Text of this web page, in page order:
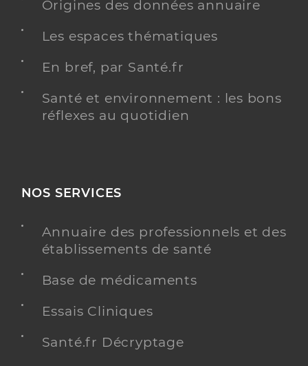
Origines des données annuaire
Les espaces thématiques
En bref, par Santé.fr
Santé et environnement : les bons
réflexes au quotidien
NOS SERVICES
Annuaire des professionnels et des
établissements de santé
Base de médicaments
Essais Cliniques
Santé.fr Décryptage